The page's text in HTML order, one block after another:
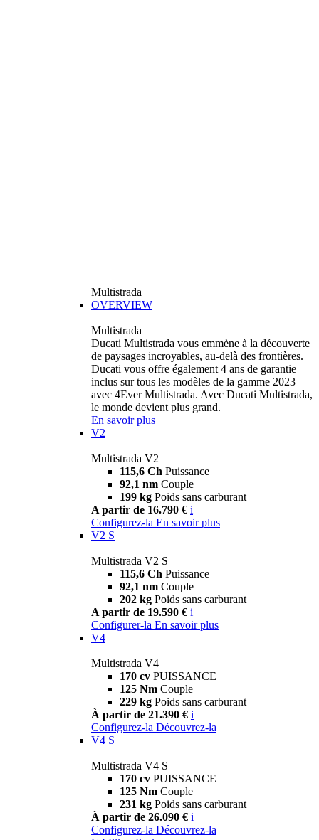
Multistrada
OVERVIEW
Multistrada
Ducati Multistrada vous emmène à la découverte
de paysages incroyables, au-delà des frontières.
Ducati vous offre également 4 ans de garantie
inclus sur tous les modèles de la gamme 2023
avec 4Ever Multistrada. Avec Ducati Multistrada,
le monde devient plus grand.
En savoir plus
V2
Multistrada V2
115,6 Ch Puissance
92,1 nm Couple
199 kg Poids sans carburant
A partir de 16.790 € i
Configurez-la En savoir plus
V2 S
Multistrada V2 S
115,6 Ch Puissance
92,1 nm Couple
202 kg Poids sans carburant
A partir de 19.590 € i
Configurer-la En savoir plus
V4
Multistrada V4
170 cv PUISSANCE
125 Nm Couple
229 kg Poids sans carburant
À partir de 21.390 € i
Configurez-la Découvrez-la
V4 S
Multistrada V4 S
170 cv PUISSANCE
125 Nm Couple
231 kg Poids sans carburant
À partir de 26.090 € i
Configurez-la Découvrez-la